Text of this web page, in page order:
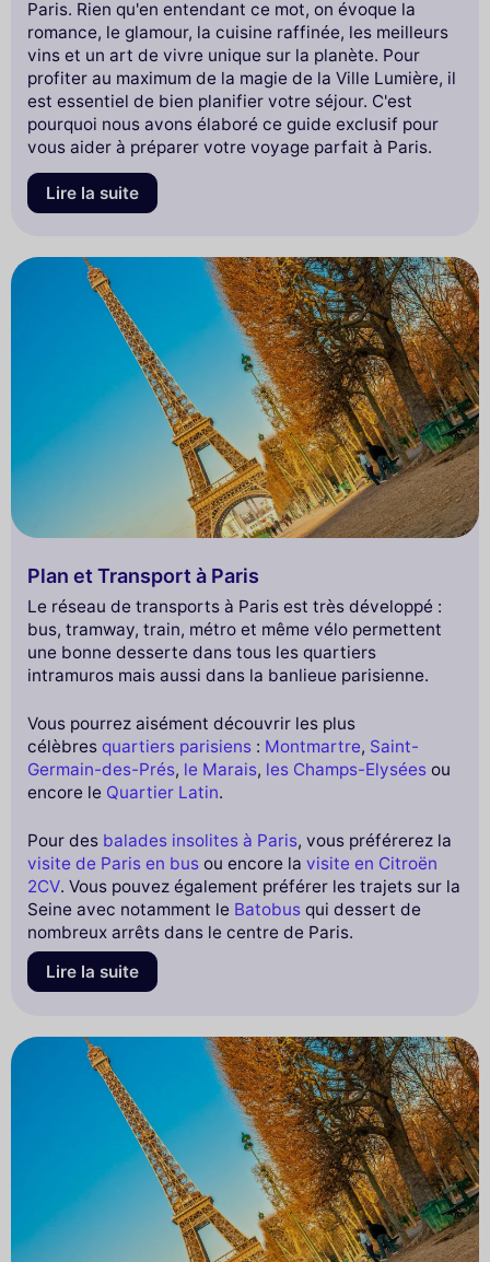
Paris. Rien qu'en entendant ce mot, on évoque la
romance, le glamour, la cuisine raffinée, les meilleurs
vins et un art de vivre unique sur la planète. Pour
profiter au maximum de la magie de la Ville Lumière, il
est essentiel de bien planifier votre séjour. C'est
pourquoi nous avons élaboré ce guide exclusif pour
vous aider à préparer votre voyage parfait à Paris.
Lire la suite
Plan et Transport à Paris
Le réseau de transports à Paris est très développé :
bus, tramway, train, métro et même vélo permettent
une bonne desserte dans tous les quartiers
intramuros mais aussi dans la banlieue parisienne.
Vous pourrez aisément découvrir les plus
célèbres quartiers parisiens : Montmartre, Saint-
Germain-des-Prés, le Marais, les Champs-Elysées ou
encore le Quartier Latin.
Pour des balades insolites à Paris, vous préférerez la
visite de Paris en bus ou encore la visite en Citroën
2CV. Vous pouvez également préférer les trajets sur la
Seine avec notamment le Batobus qui dessert de
nombreux arrêts dans le centre de Paris.
Lire la suite